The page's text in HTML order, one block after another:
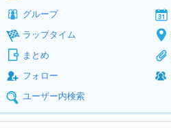
グループ
ラップタイム
まとめ
フォロー
ユーザー内検索